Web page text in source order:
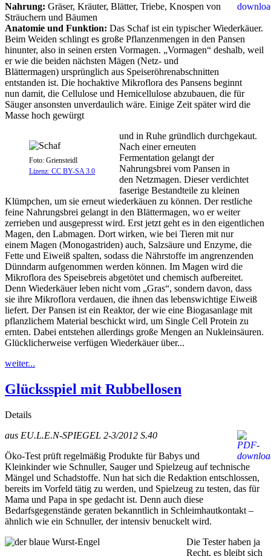
Nahrung: Gräser, Kräuter, Blätter, Triebe, Knospen von
Sträuchern und Bäumen
Anatomie und Funktion: Das Schaf ist ein typischer Wiederkäuer.
Beim Weiden schlingt es große Pflanzenmengen in den Pansen
hinunter, also in seinen ersten Vormagen. „Vormagen“ deshalb, weil
er wie die beiden nächsten Mägen (Netz- und
Blättermagen) ursprünglich aus Speiseröhrenabschnitten
entstanden ist. Die hochaktive Mikroflora des Pansens beginnt
nun damit, die Cellulose und Hemicellulose abzubauen, die für
Säuger ansonsten unverdaulich wäre. Einige Zeit später wird die
Masse hoch gewürgt
Foto: Griensteidl
Lizenz: CC BY-SA 3.0
und in Ruhe gründlich durchgekaut.
Nach einer erneuten
Fermentation gelangt der
Nahrungsbrei vom Pansen in
den Netzmagen. Dieser verdichtet
faserige Bestandteile zu kleinen
Klümpchen, um sie erneut wiederkäuen zu können. Der restliche
feine Nahrungsbrei gelangt in den Blättermagen, wo er weiter
zerrieben und ausgepresst wird. Erst jetzt geht es in den eigentlichen
Magen, den Labmagen. Dort wirken, wie bei Tieren mit nur
einem Magen (Monogastriden) auch, Salzsäure und Enzyme, die
Fette und Eiweiß spalten, sodass die Nährstoffe im angrenzenden
Dünndarm aufgenommen werden können. Im Magen wird die
Mikroflora des Speisebreis abgetötet und chemisch aufbereitet.
Denn Wiederkäuer leben nicht vom „Gras“, sondern davon, dass
sie ihre Mikroflora verdauen, die ihnen das lebenswichtige Eiweiß
liefert. Der Pansen ist ein Reaktor, der wie eine Biogasanlage mit
pflanzlichem Material beschickt wird, um Single Cell Protein zu
ernten. Dabei entstehen allerdings große Mengen an Nukleinsäuren.
Glücklicherweise verfügen Wiederkäuer über...
weiter...
Glücksspiel mit Rubbellosen
Details
aus EU.L.E.N-SPIEGEL 2-3/2012 S.40
Öko-Test prüft regelmäßig Produkte für Babys und
Kleinkinder wie Schnuller, Sauger und Spielzeug auf technische
Mängel und Schadstoffe. Nun hat sich die Redaktion entschlossen,
bereits im Vorfeld tätig zu werden, und Spielzeug zu testen, das für
Mama und Papa in spe gedacht ist. Denn auch diese
Bedarfsgegenstände geraten bekanntlich in Schleimhautkontakt –
ähnlich wie ein Schnuller, der intensiv benuckelt wird.
Die Tester haben ja
Recht, es bleibt sich